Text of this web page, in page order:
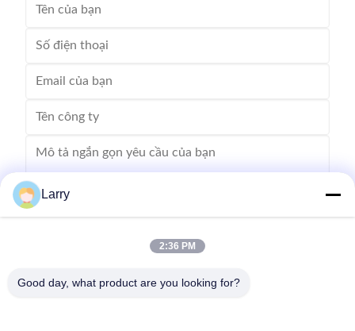
Gửi
Larry
2:36 PM
Good day, what product are you looking for?